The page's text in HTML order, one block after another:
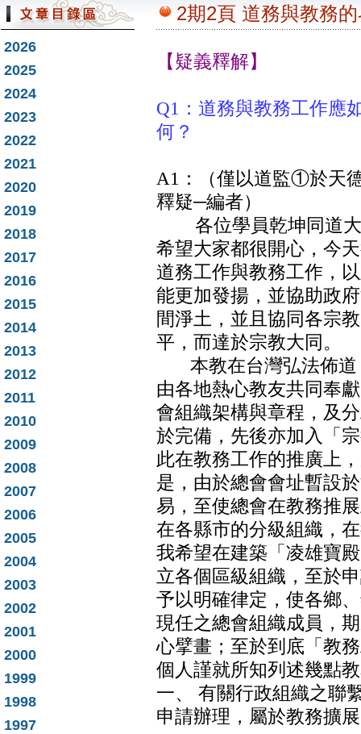
2026
2025
2024
2023
2022
2021
2020
2019
2018
2017
2016
2015
2014
2013
2012
2011
2010
2009
2008
2007
2006
2005
2004
2003
2002
2001
2000
1999
1998
1997
2期2頁 道務與教務
【疑義釋解】
Q1：道務與教務工作應
何？
A1：（僅以道監①於天
釋疑─編者）
各位學員乾坤同道大
希望大家都很開心，今
道務工作與教務工作，
能更加發揚，並協助政
間淨土，並且協同各宗
平，而達於宗教大同。
本教在台灣弘法佈道
由各地熱心教友共同奉
會組織架構與章程，及
於完備，先後亦加入「
此在教務工作的推廣上
是，由於總會會址暫設
易，至使總會在教務推
在各縣市的分級組織，
我希望在建築「凌雄寶
立各個區級組織，至於
予以明確律定，使各鄉
現任之總會組織成員，
心擘畫；至於到底「教
個人謹就所知列述幾點
一、 有關行政組織之聯
申請辦理，屬於教務擴